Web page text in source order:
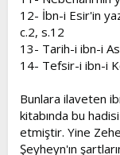
12- İbn-i Esir'in
c.2, s.12
13- Tarih-i ibn-i
14- Tefsir-i ibn-i
Bunlara ilaveten
kitabında bu
etmiştir. Yine
Şeyheyn'ın